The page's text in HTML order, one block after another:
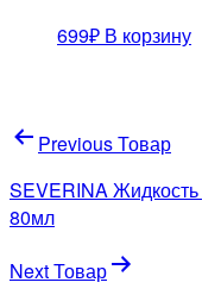
699₽ В корзину
Навигация
по
записям
Previous Товар
SEVERINA
80мл
Next Товар